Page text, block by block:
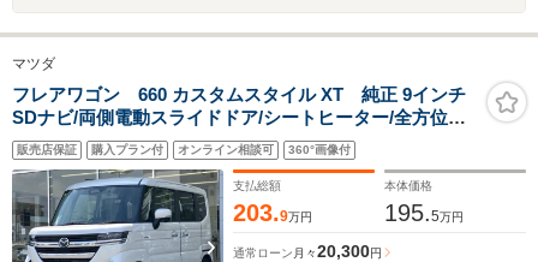
マツダ
フレアワゴン 660 カスタムスタイル XT 純正 9インチ
SDナビ/両側電動スライドドア/シートヒーター/全方位モ
ニター/車線逸脱防止支援システム/シート ハーフレザー/
ヘッドランプ LED/ETC/EBD付ABS/横滑り防止装置
販売店保証 購入プラン付 オンライン相談可 360°画像付
支払総額
203.9万円
本体価格
195.5万円
通常ローン 月々20,300円